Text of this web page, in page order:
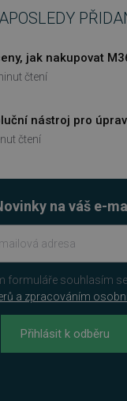
čtení
jak nakupovat
čtení
nástroj pro
na váš e-
formuláře souhlasím se
a zpracováním
Přihlásit k odběru